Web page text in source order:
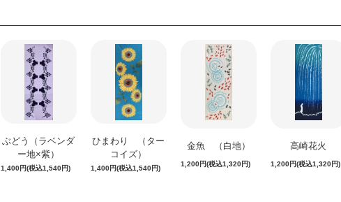
ぶどう（ラベンダ
ー地×紫）
1,400円(税込1,540円)
ひまわり （ター
コイズ）
1,400円(税込1,540円)
金魚 （白地）
1,200円(税込1,320円)
高崎花火
1,200円(税込1,320円)